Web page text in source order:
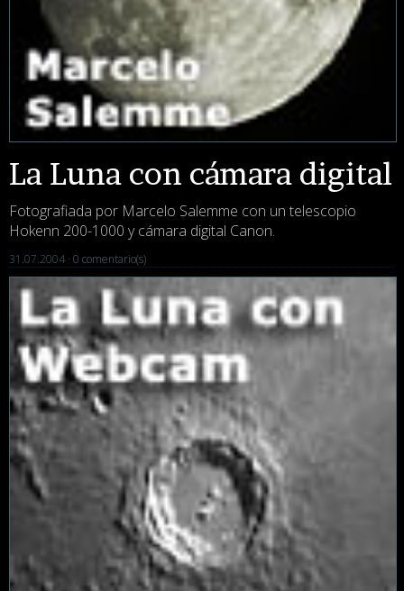
La Luna con cámara digital
Fotografiada por Marcelo Salemme con un telescopio
Hokenn 200-1000 y cámara digital Canon.
31.07.2004 · 0 comentario(s)